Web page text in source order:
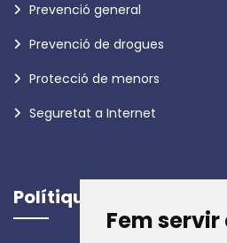
Fem
Prevenció general
Prevenció de drogues
Protecció de menors
Seguretat a Internet
Polítiques